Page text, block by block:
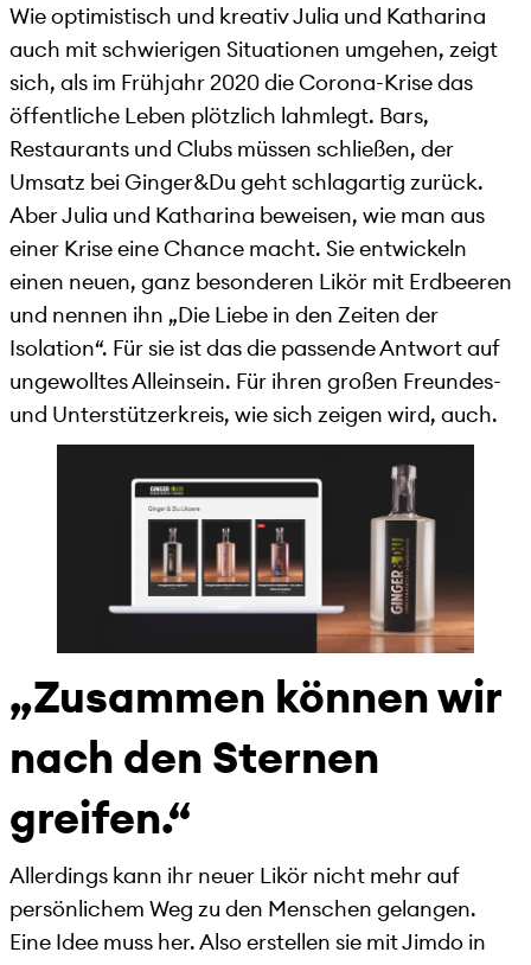
Wie optimistisch und kreativ Julia und Katharina
auch mit schwierigen Situationen umgehen, zeigt
sich, als im Frühjahr 2020 die Corona-Krise das
öffentliche Leben plötzlich lahmlegt. Bars,
Restaurants und Clubs müssen schließen, der
Umsatz bei Ginger&Du geht schlagartig zurück.
Aber Julia und Katharina beweisen, wie man aus
einer Krise eine Chance macht. Sie entwickeln
einen neuen, ganz besonderen Likör mit Erdbeeren
und nennen ihn „Die Liebe in den Zeiten der
Isolation“. Für sie ist das die passende Antwort auf
ungewolltes Alleinsein. Für ihren großen Freundes-
und Unterstützerkreis, wie sich zeigen wird, auch.
„Zusammen können wir
nach den Sternen
greifen.“
Allerdings kann ihr neuer Likör nicht mehr auf
persönlichem Weg zu den Menschen gelangen.
Eine Idee muss her. Also erstellen sie mit Jimdo in